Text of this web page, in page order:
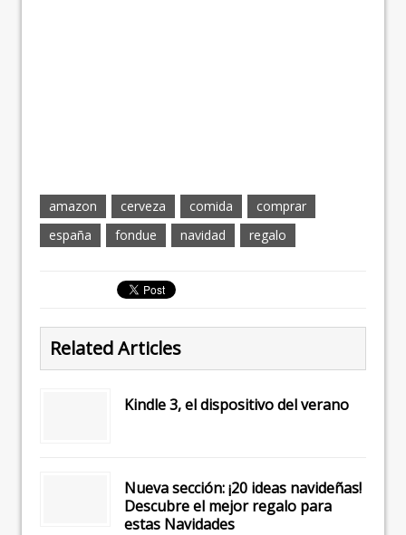
amazon cerveza comida
comprar
españa
fondue navidad regalo
Related Articles
Kindle 3, el dispositivo del verano
Nueva sección: ¡20 ideas navideñas!
Descubre el mejor regalo para
estas Navidades